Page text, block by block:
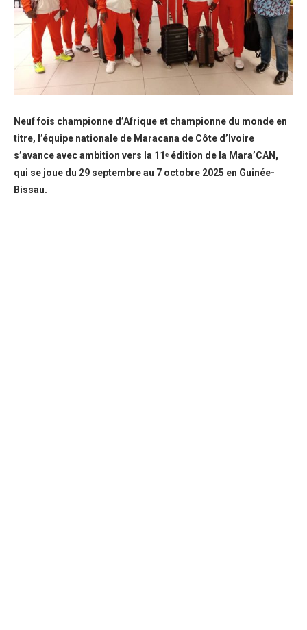
Neuf fois championne d’Afrique et championne du monde en
titre, l’équipe nationale de Maracana de Côte d’Ivoire
s’avance avec ambition vers la 11ᵉ édition de la Mara’CAN,
qui se joue du 29 septembre au 7 octobre 2025 en Guinée-
Bissau.